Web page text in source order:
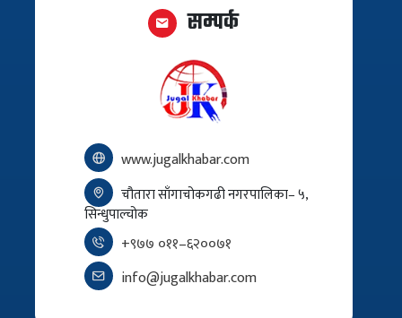
सम्पर्क
www.jugalkhabar.com
चौतारा साँगाचोकगढी नगरपालिका– ५,
सिन्धुपाल्चोक
+९७७ ०११–६२००७१
info@jugalkhabar.com